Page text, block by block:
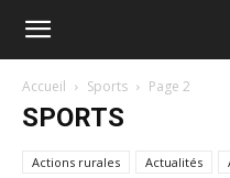
Accueil Sports Page 2
SPORTS
Actions rurales Actualités